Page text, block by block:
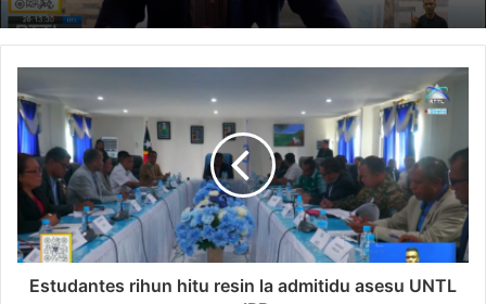
Estudantes rihun hitu resin la admitidu asesu UNTL